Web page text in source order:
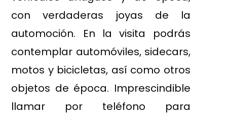
con verdaderas joyas de la
automoción. En la visita podrás
contemplar automóviles, sidecars,
motos y bicicletas, así como otros
objetos de época. Imprescindible
llamar por teléfono para